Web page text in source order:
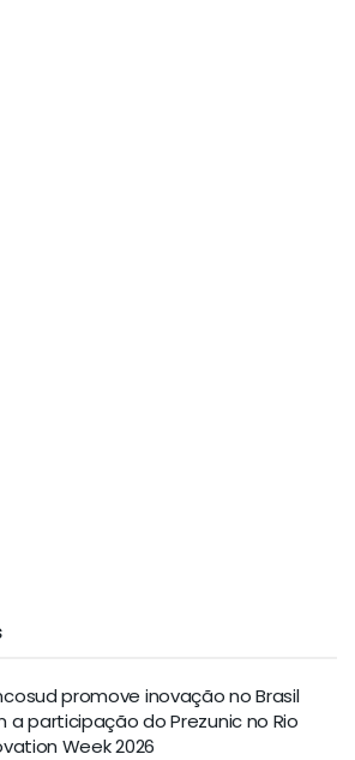
promove inovação no Brasil
a participação do Prezunic no Rio
Week 2026